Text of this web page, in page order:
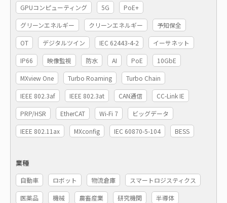
GPUコンピューティング 5G PoE+
グリーンエネルギー クリーンエネルギー 予知保全
OT デジタルツイン IEC 62443-4-2 イーサネット
IP66 映像監視 防水 AI PoE 10GbE
MXview One Turbo Roaming Turbo Chain
IEEE 802.3af IEEE 802.3at CAN通信 CC-Link IE
PRP/HSR EtherCAT Wi-Fi 7 ビッグデータ
IEEE 802.11ax MXconfig IEC 60870-5-104 BESS
業種
自動車 ロボット 物流倉庫 スマートロジスティクス
医薬品 機械 農畜産業 研究機関 半導体